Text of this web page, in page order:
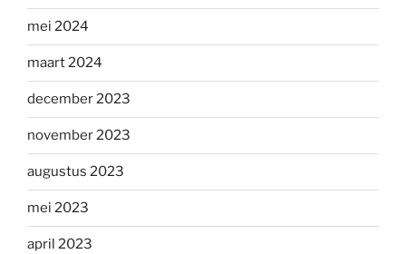
mei 2024
maart 2024
december 2023
november 2023
augustus 2023
mei 2023
april 2023